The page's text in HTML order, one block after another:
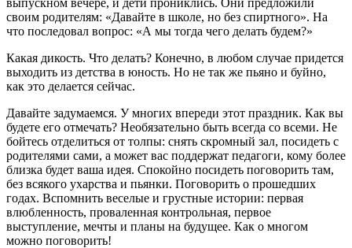
своим родителям: «Давайте в школе, но без спиртного». На
что последовал вопрос: «А мы тогда чего делать будем?»
Какая дикость. Что делать? Конечно, в любом случае придется
выходить из детства в юность. Но не так же пьяно и буйно,
как это делается сейчас.
Давайте задумаемся. У многих впереди этот праздник. Как вы
будете его отмечать? Необязательно быть всегда со всеми. Не
бойтесь отделиться от толпы: снять скромный зал, посидеть с
родителями сами, а может вас поддержат педагоги, кому более
близка будет ваша идея. Спокойно посидеть поговорить там,
без всякого ухарства и пьянки. Поговорить о прошедших
годах. Вспомнить веселые и грустные истории: первая
влюбленность, проваленная контрольная, первое
выступление, мечты и планы на будущее. Как о многом
можно поговорить!